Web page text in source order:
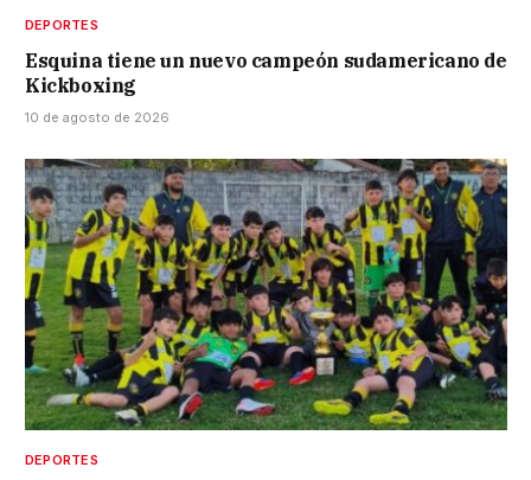
DEPORTES
Esquina tiene un nuevo campeón sudamericano de
Kickboxing
10 de agosto de 2026
DEPORTES